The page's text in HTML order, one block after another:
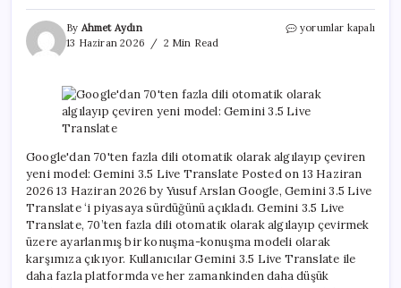
By Ahmet Aydın
13 Haziran 2026
2 Min Read
Google’dan
otomatik
olarak
algılayıp
model:
Gemini
3.5
Live
Translate
için
yorumlar kapalı
Google'dan 70'ten fazla dili otomatik olarak algılayıp çeviren
yeni model: Gemini 3.5 Live Translate Posted on 13 Haziran
2026 13 Haziran 2026 by Yusuf Arslan Google, Gemini 3.5 Live
Translate ‘i piyasaya sürdüğünü açıkladı. Gemini 3.5 Live
Translate, 70’ten fazla dili otomatik olarak algılayıp çevirmek
üzere ayarlanmış bir konuşma-konuşma modeli olarak
karşımıza çıkıyor. Kullanıcılar Gemini 3.5 Live Translate ile
daha fazla platformda ve her zamankinden daha düşük